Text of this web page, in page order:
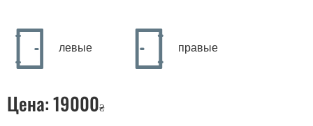
левые правые
Цена:19000₴